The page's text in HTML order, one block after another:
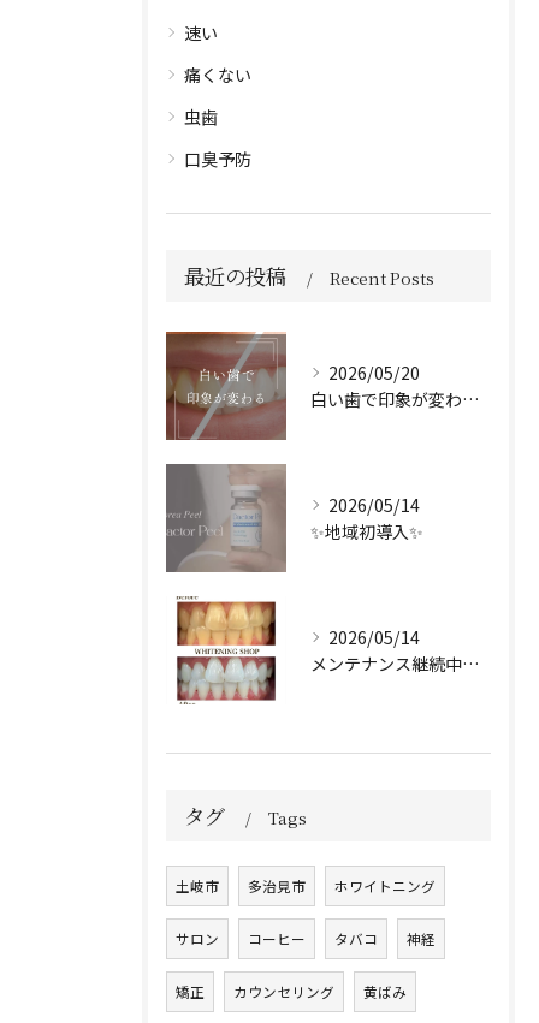
速い
痛くない
虫歯
口臭予防
最近の投稿 Recent Posts
2026/05/20
白い歯で印象が変わる🦷✨️
2026/05/14
✨地域初導入✨
2026/05/14
メンテナンス継続中のお客様🤍
タグ Tags
土岐市 多治見市 ホワイトニング
サロン コーヒー タバコ 神経
矯正 カウンセリング 黄ばみ